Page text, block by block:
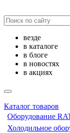
везде
в каталоге
в блоге
в новостях
в акциях
Каталог товаров
Оборудование
Холодильное